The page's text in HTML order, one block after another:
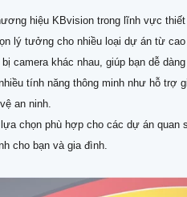
hiệu KBvision trong lĩnh vực
lý tưởng cho nhiều loại dự án từ cao
khác nhau, giúp bạn dễ
tính năng thông minh như hỗ trợ
an ninh.
lựa chọn phù hợp cho các dự án
cho bạn và gia đình.